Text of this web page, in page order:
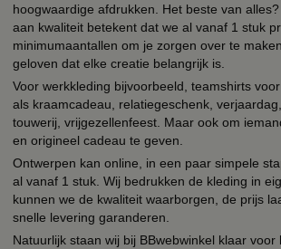
hoogwaardige afdrukken. Het beste van
aan kwaliteit betekent dat we al vanaf 1 stuk
minimumaantallen om je zorgen over te
geloven dat elke creatie belangrijk is.
Voor werkkleding bijvoorbeeld, teamshirts
als kraamcadeau, relatiegeschenk,
touwerij, vrijgezellenfeest. Maar ook om
en origineel cadeau te geven.
Ontwerpen kan online, in een paar simpele
al vanaf 1 stuk. Wij bedrukken de kleding in
kunnen we de kwaliteit waarborgen, de prijs
snelle levering garanderen.
Natuurlijk staan wij bij BBwebwinkel klaar voor